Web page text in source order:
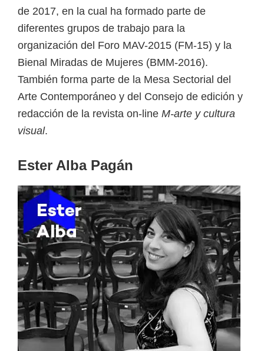
de 2017, en la cual ha formado parte de
diferentes grupos de trabajo para la
organización del Foro MAV-2015 (FM-15) y la
Bienal Miradas de Mujeres (BMM-2016).
También forma parte de la Mesa Sectorial del
Arte Contemporáneo y del Consejo de edición y
redacción de la revista on-line M-arte y cultura
visual.
Ester Alba Pagán